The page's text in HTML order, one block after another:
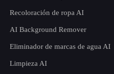
Recoloración de ropa AI
AI Background Remover
Eliminador de marcas de agua AI
Limpieza AI